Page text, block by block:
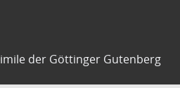
der Göttinger Gutenberg